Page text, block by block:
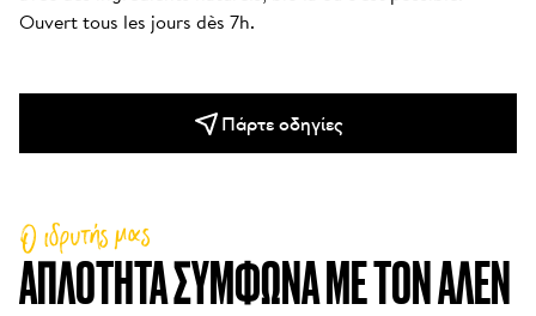
Ouvert tous les jours dès 7h.
Πάρτε οδηγίες
ΑΠΛΌΤΗΤΑ ΣΎΜΦΩΝΑ ΜΕ ΤΟΝ ΑΛΈΝ
Ο ιδρυτής μας